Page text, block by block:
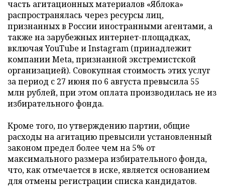
часть агитационных материалов «Яблока»
распространялась через ресурсы лиц,
признанных в России иностранными агентами, а
также на зарубежных интернет-площадках,
включая YouTube и Instagram (принадлежит
компании Meta, признанной экстремистской
организацией). Совокупная стоимость этих услуг
за период с 27 июня по 6 августа превысила 55
млн рублей, при этом оплата производилась не из
избирательного фонда.
Кроме того, по утверждению партии, общие
расходы на агитацию превысили установленный
законом предел более чем на 5% от
максимального размера избирательного фонда,
что, как отмечается в иске, является основанием
для отмены регистрации списка кандидатов.